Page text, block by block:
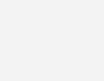
Anlagen prüfen lassen, die
betrieben werden.
gespeichert